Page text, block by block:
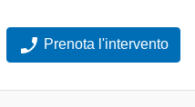
Prenota l'intervento